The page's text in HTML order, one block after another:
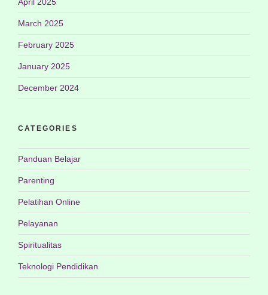
March 2025
February 2025
January 2025
December 2024
CATEGORIES
Panduan Belajar
Parenting
Pelatihan Online
Pelayanan
Spiritualitas
Teknologi Pendidikan